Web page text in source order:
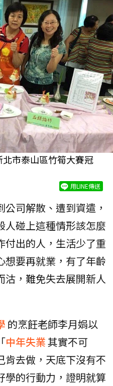
市泰山區竹筍大賽冠
用LINE傳送
司解散、遭到資遣，
人碰上這種情形該怎麼
付出的人，生活少了重
想要再就業，有了年齡
沽，難免失去展開新人
的烹飪老師李月娟以
中年失業其實不可
肯去做，天底下沒有不
學的行動力，證明就算